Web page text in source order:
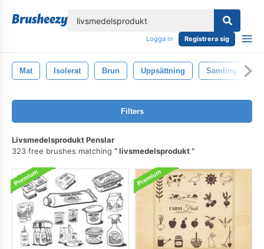
Logga in Registrera sig
Mat Isolerat Brun Uppsättning Samling
Filters
Livsmedelsprodukt Penslar
323 free brushes matching
livsmedelsprodukt